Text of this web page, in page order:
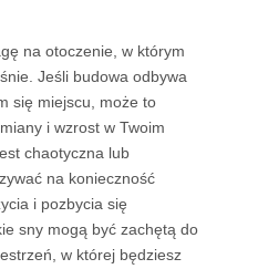
na otoczenie, w którym
Jeśli budowa odbywa
się miejscu, może to
i wzrost w Twoim
chaotyczna lub
na konieczność
i pozbycia się
sny mogą być zachętą do
w której będziesz